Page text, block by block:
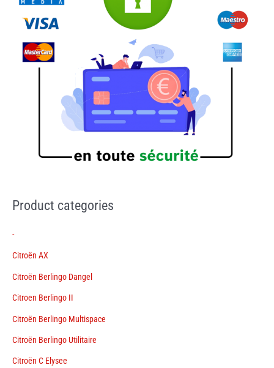
Product categories
-
Citroën AX
Citroën Berlingo Dangel
Citroen Berlingo II
Citroën Berlingo Multispace
Citroën Berlingo Utilitaire
Citroën C Elysee